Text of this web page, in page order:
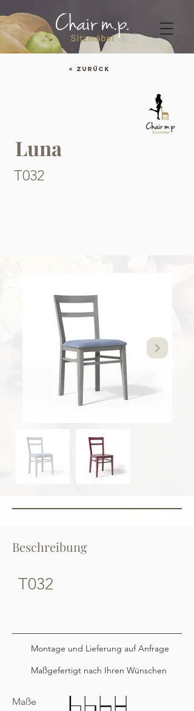
< Zurück
Luna
T032
Beschreibung
T032
Montage und Lieferung auf Anfrage
Maßgefertigt nach Ihren Wünschen
Maße